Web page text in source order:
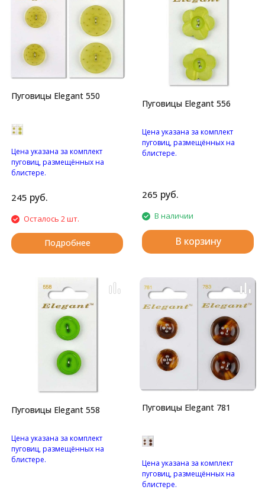
Пуговицы Elegant 550
Цена указана за комплект
пуговиц, размещённых на
блистере.
отверстиями и с узором.
245 руб.
Осталось 2 шт.
Подробнее
Пуговицы Elegant 556
Цена указана за комплект
пуговиц, размещённых на
блистере.
265 руб.
В наличии
В корзину
Пуговицы Elegant 558
Цена указана за комплект
пуговиц, размещённых на
блистере.
Пуговицы Elegant 781
Цена указана за комплект
пуговиц, размещённых на
блистере.